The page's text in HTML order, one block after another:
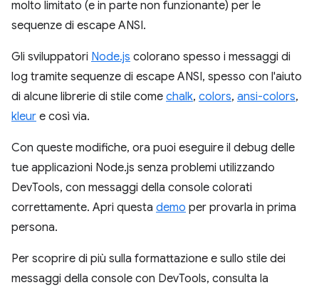
molto limitato (e in parte non funzionante) per le
sequenze di escape ANSI.
Gli sviluppatori Node.js colorano spesso i messaggi di
log tramite sequenze di escape ANSI, spesso con l'aiuto
di alcune librerie di stile come chalk, colors, ansi-colors,
kleur e così via.
Con queste modifiche, ora puoi eseguire il debug delle
tue applicazioni Node.js senza problemi utilizzando
DevTools, con messaggi della console colorati
correttamente. Apri questa demo per provarla in prima
persona.
Per scoprire di più sulla formattazione e sullo stile dei
messaggi della console con DevTools, consulta la